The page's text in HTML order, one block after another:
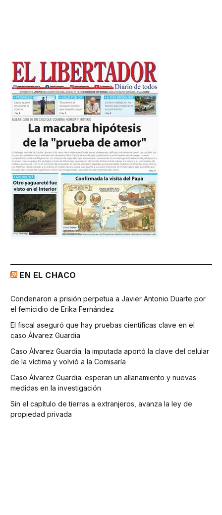
EN EL CHACO
Condenaron a prisión perpetua a Javier Antonio Duarte por
el femicidio de Erika Fernández
El fiscal aseguró que hay pruebas científicas clave en el
caso Álvarez Guardia
Caso Álvarez Guardia: la imputada aportó la clave del celular
de la víctima y volvió a la Comisaría
Caso Álvarez Guardia: esperan un allanamiento y nuevas
medidas en la investigación
Sin el capítulo de tierras a extranjeros, avanza la ley de
propiedad privada